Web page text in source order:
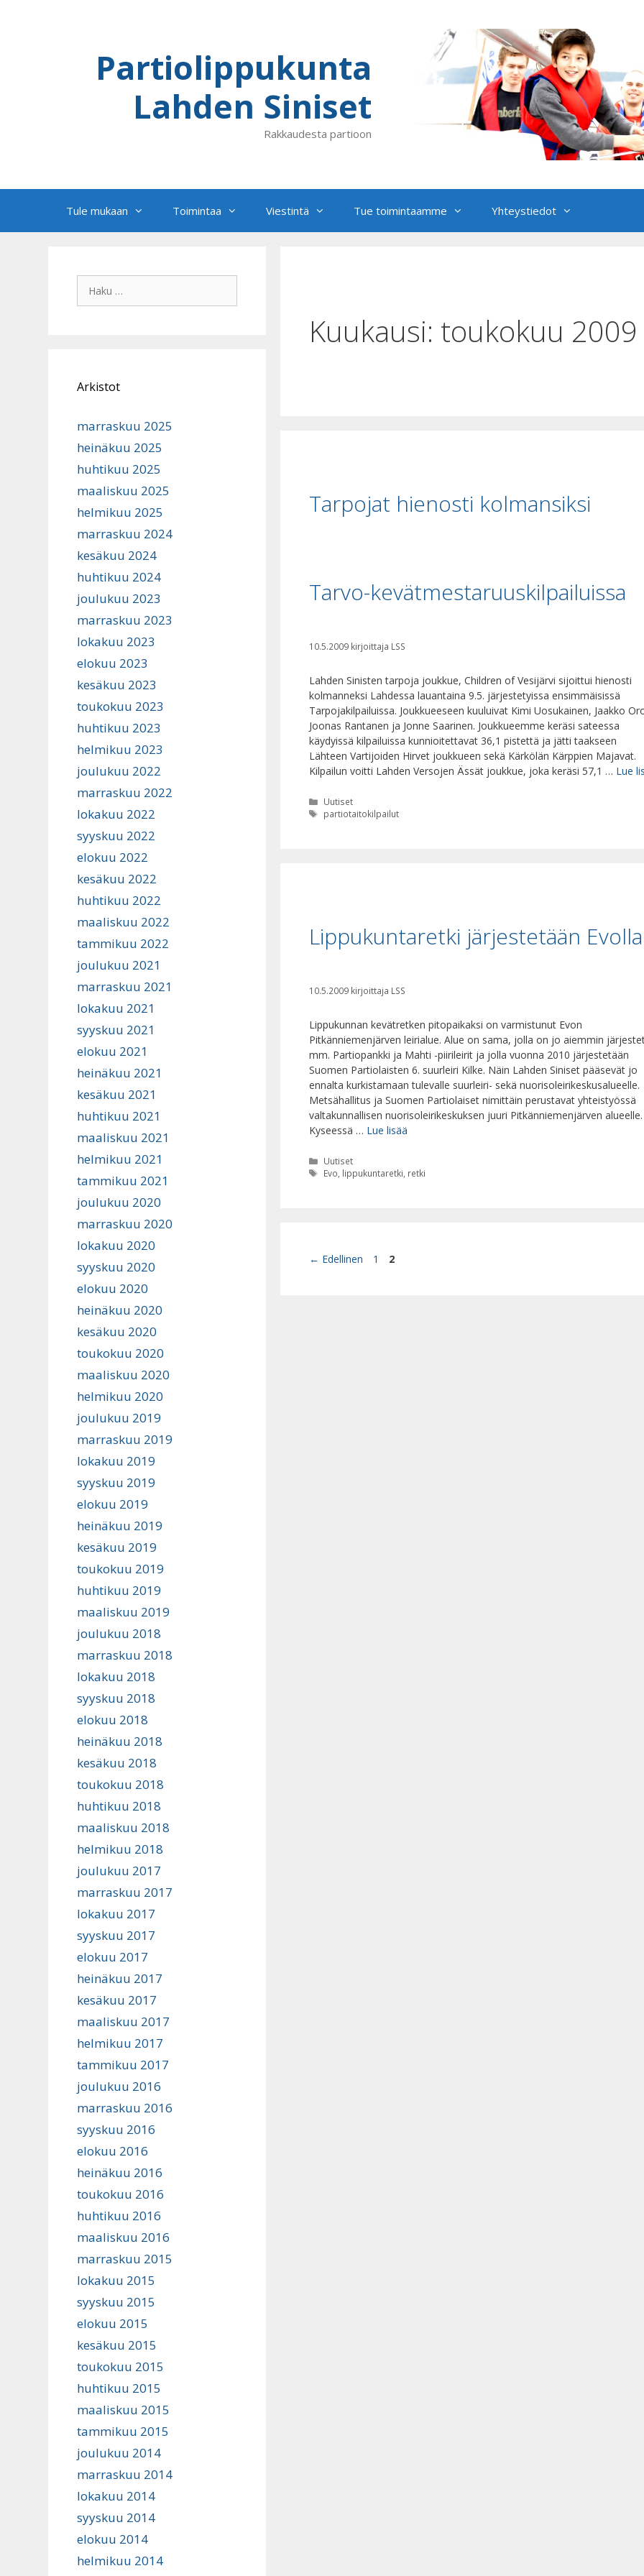
Partiolippukunta
Lahden Siniset
Rakkaudesta partioon
Tule mukaan Toimintaa Viestintä Tue toimintaamme Yhteystiedot
Kuukausi: toukokuu 2009
Tarpojat hienosti kolmansiksi
Tarvo-kevätmestaruuskilpailuissa
10.5.2009 kirjoittaja LSS
Lahden Sinisten tarpoja joukkue, Children of Vesijärvi sijoittui hienosti
kolmanneksi Lahdessa lauantaina 9.5. järjestetyissa ensimmäisissä
Tarpojakilpailuissa. Joukkueeseen kuuluivat Kimi Uosukainen, Jaakko
Joonas Rantanen ja Jonne Saarinen. Joukkueemme keräsi sateessa
käydyissä kilpailuissa kunnioitettavat 36,1 pistettä ja jätti taakseen
Lähteen Vartijoiden Hirvet joukkueen sekä Kärkölän Kärppien Majavat.
Kilpailun voitti Lahden Versojen Ässät joukkue, joka keräsi 57,1 … Lue
Kategoriat
Uutiset
Avainsanat
partiotaitokilpailut
Lippukuntaretki järjestetään Evolla
10.5.2009 kirjoittaja LSS
Lippukunnan kevätretken pitopaikaksi on varmistunut Evon
Pitkänniemenjärven leirialue. Alue on sama, jolla on jo aiemmin
mm. Partiopankki ja Mahti -piirileirit ja jolla vuonna 2010 järjestetään
Suomen Partiolaisten 6. suurleiri Kilke. Näin Lahden Siniset pääsevät jo
ennalta kurkistamaan tulevalle suurleiri- sekä nuorisoleirikeskusalueelle.
Metsähallitus ja Suomen Partiolaiset nimittäin perustavat yhteistyössä
valtakunnallisen nuorisoleirikeskuksen juuri Pitkänniemenjärven alueelle.
Kyseessä … Lue lisää
Kategoriat
Uutiset
Avainsanat
Evo lippukuntaretki retki
← Edellinen Sivu
1 Sivu
2
Haku:
Arkistot
marraskuu 2025
heinäkuu 2025
huhtikuu 2025
maaliskuu 2025
helmikuu 2025
marraskuu 2024
kesäkuu 2024
huhtikuu 2024
joulukuu 2023
marraskuu 2023
lokakuu 2023
elokuu 2023
kesäkuu 2023
toukokuu 2023
huhtikuu 2023
helmikuu 2023
joulukuu 2022
marraskuu 2022
lokakuu 2022
syyskuu 2022
elokuu 2022
kesäkuu 2022
huhtikuu 2022
maaliskuu 2022
tammikuu 2022
joulukuu 2021
marraskuu 2021
lokakuu 2021
syyskuu 2021
elokuu 2021
heinäkuu 2021
kesäkuu 2021
huhtikuu 2021
maaliskuu 2021
helmikuu 2021
tammikuu 2021
joulukuu 2020
marraskuu 2020
lokakuu 2020
syyskuu 2020
elokuu 2020
heinäkuu 2020
kesäkuu 2020
toukokuu 2020
maaliskuu 2020
helmikuu 2020
joulukuu 2019
marraskuu 2019
lokakuu 2019
syyskuu 2019
elokuu 2019
heinäkuu 2019
kesäkuu 2019
toukokuu 2019
huhtikuu 2019
maaliskuu 2019
joulukuu 2018
marraskuu 2018
lokakuu 2018
syyskuu 2018
elokuu 2018
heinäkuu 2018
kesäkuu 2018
toukokuu 2018
huhtikuu 2018
maaliskuu 2018
helmikuu 2018
joulukuu 2017
marraskuu 2017
lokakuu 2017
syyskuu 2017
elokuu 2017
heinäkuu 2017
kesäkuu 2017
maaliskuu 2017
helmikuu 2017
tammikuu 2017
joulukuu 2016
marraskuu 2016
syyskuu 2016
elokuu 2016
heinäkuu 2016
toukokuu 2016
huhtikuu 2016
maaliskuu 2016
marraskuu 2015
lokakuu 2015
syyskuu 2015
elokuu 2015
kesäkuu 2015
toukokuu 2015
huhtikuu 2015
maaliskuu 2015
tammikuu 2015
joulukuu 2014
marraskuu 2014
lokakuu 2014
syyskuu 2014
elokuu 2014
helmikuu 2014